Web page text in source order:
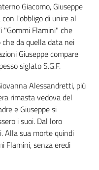
Giacomo, Giuseppe
l'obbligo di unire al
"Gommi Flamini" che
da quella data nei
Giuseppe compare
siglato S.G.F.
Alessandretti, più
rimasta vedova del
e Giuseppe si
i suoi. Dal loro
Alla sua morte quindi
Flamini, senza eredi